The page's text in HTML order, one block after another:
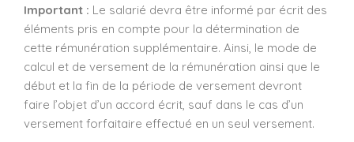
Important : Le salarié devra être informé par écrit des
éléments pris en compte pour la détermination de
cette rémunération supplémentaire. Ainsi, le mode de
calcul et de versement de la rémunération ainsi que le
début et la fin de la période de versement devront
faire l’objet d’un accord écrit, sauf dans le cas d’un
versement forfaitaire effectué en un seul versement.